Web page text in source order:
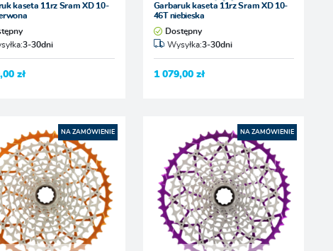
kaseta 11rz Sram XD 10-
3-30dni
zł
Garbaruk kaseta 11rz Sram XD 10-
46T niebieska
Dostępny
Wysyłka:3-30dni
1 079,00 zł
NA ZAMÓWIENIE NA ZAMÓWIENIE